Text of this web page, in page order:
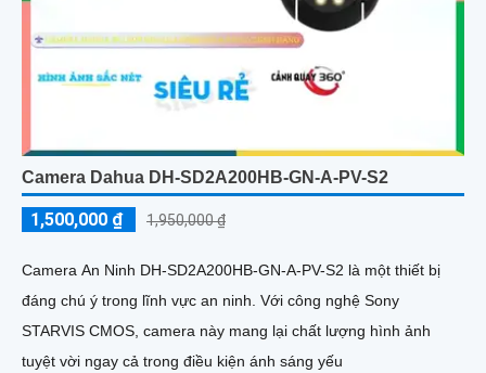
Camera Dahua DH-SD2A200HB-GN-A-PV-S2
1,500,000 ₫ 1,950,000 ₫
Camera An Ninh DH-SD2A200HB-GN-A-PV-S2 là một thiết bị
đáng chú ý trong lĩnh vực an ninh. Với công nghệ Sony
STARVIS CMOS, camera này mang lại chất lượng hình ảnh
tuyệt vời ngay cả trong điều kiện ánh sáng yếu